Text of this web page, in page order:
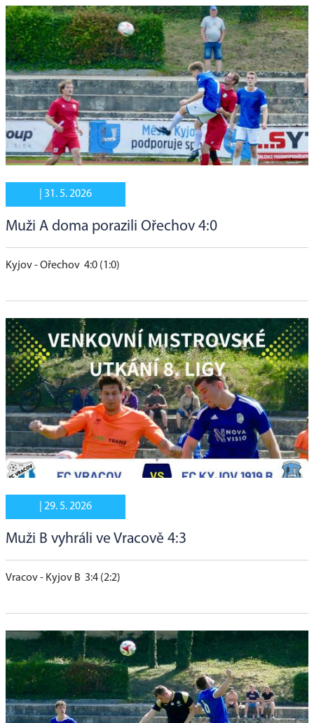
31. 5. 2026
Muži A doma porazili Ořechov 4:0
Kyjov - Ořechov 4:0 (1:0)
29. 5. 2026
Muži B vyhráli ve Vracově 4:3
Vracov - Kyjov B 3:4 (2:2)